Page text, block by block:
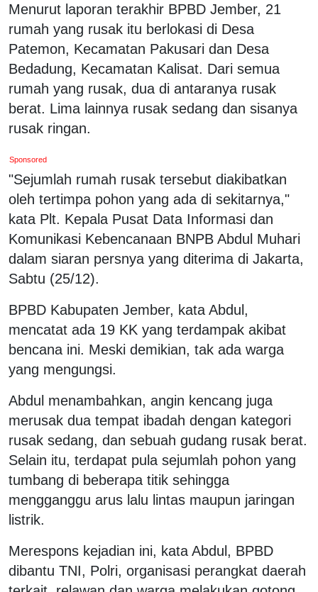
Menurut laporan terakhir BPBD Jember, 21
rumah yang rusak itu berlokasi di Desa
Patemon, Kecamatan Pakusari dan Desa
Bedadung, Kecamatan Kalisat. Dari semua
rumah yang rusak, dua di antaranya rusak
berat. Lima lainnya rusak sedang dan sisanya
rusak ringan.
Sponsored
"Sejumlah rumah rusak tersebut diakibatkan
oleh tertimpa pohon yang ada di sekitarnya,"
kata Plt. Kepala Pusat Data Informasi dan
Komunikasi Kebencanaan BNPB Abdul Muhari
dalam siaran persnya yang diterima di Jakarta,
Sabtu (25/12).
BPBD Kabupaten Jember, kata Abdul,
mencatat ada 19 KK yang terdampak akibat
bencana ini. Meski demikian, tak ada warga
yang mengungsi.
Abdul menambahkan, angin kencang juga
merusak dua tempat ibadah dengan kategori
rusak sedang, dan sebuah gudang rusak berat.
Selain itu, terdapat pula sejumlah pohon yang
tumbang di beberapa titik sehingga
mengganggu arus lalu lintas maupun jaringan
listrik.
Merespons kejadian ini, kata Abdul, BPBD
dibantu TNI, Polri, organisasi perangkat daerah